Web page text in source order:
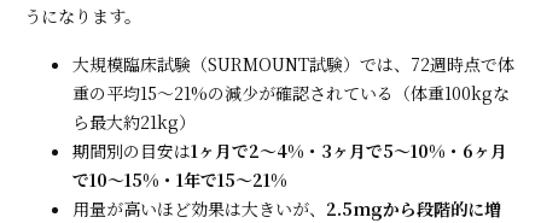
うになります。
大規模臨床試験（SURMOUNT試験）では、72週時点で体
重の平均15〜21%の減少が確認されている（体重100kgな
ら最大約21kg）
期間別の目安は1ヶ月で2〜4%・3ヶ月で5〜10%・6ヶ月
で10〜15%・1年で15〜21%
用量が高いほど効果は大きいが、 2.5mgから段階的に増